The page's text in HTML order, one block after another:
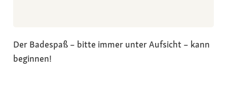
Der Badespaß – bitte immer unter Aufsicht – kann
beginnen!